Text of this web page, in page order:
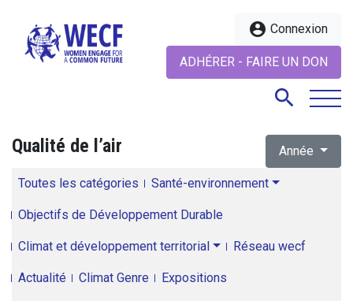
account_circle Connexion
ADHÉRER - FAIRE UN DON
search
Qualité de l’air Année
Toutes les catégories Santé-environnement
Objectifs de Développement Durable
Climat et développement territorial Réseau wecf
Actualité Climat Genre Expositions